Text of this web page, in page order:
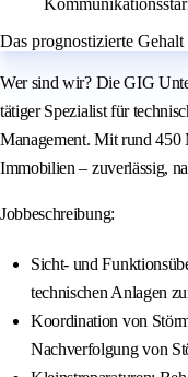
Das prognostizierte
Wer sind wir? Die GIG
tätiger Spezialist für
Management. Mit rund 450
Immobilien – zuverlässig,
Jobbeschreibung:
Sicht- und
technischen Anlagen
Koordination von
Nachverfolgung von